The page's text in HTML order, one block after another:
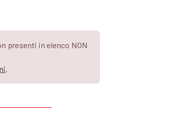
presenti in elenco NON